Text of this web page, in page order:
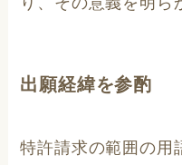
出願経緯を参酌
特許請求の範囲の用